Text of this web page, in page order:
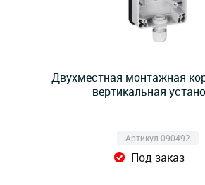
Двухместная монтажная
вертикальная
Артикул 090492
Под заказ